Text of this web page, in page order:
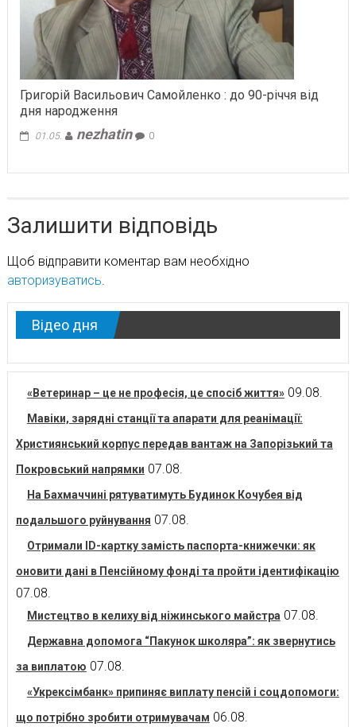
Григорій Васильович Самойленко : до 90-річчя від
дня народження
01.05. nezhatin 0
Залишити відповідь
Щоб відправити коментар вам необхідно
авторизуватись
Відео дня
«Ветеринар – це не професія, це спосіб життя» 09.08.
Мавіки, зарядні станції та апарати для реанімації:
Християнський корпус передав вантаж на Запорізький та
Покровський напрямки 07.08.
На Бахмаччині рятуватимуть Будинок Кочубея від
подальшого руйнування 07.08.
Отримали ID-картку замість паспорта-книжечки: як
оновити дані в Пенсійному фонді та пройти ідентифікацію
07.08.
Мистецтво в келиху від ніжинського майстра 07.08.
Державна допомога “Пакунок школяра”: як звернутись
за виплатою 07.08.
«Укрексімбанк» припиняє виплату пенсій і соцдопомоги:
що потрібно зробити отримувачам 06.08.